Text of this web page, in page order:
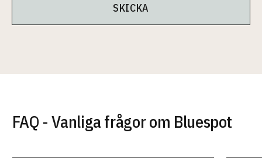
SKICKA
FAQ - Vanliga frågor om Bluespot